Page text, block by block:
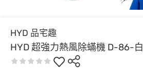
HYD 品宅趣
HYD 超強力熱風除蟎機 D-86-白